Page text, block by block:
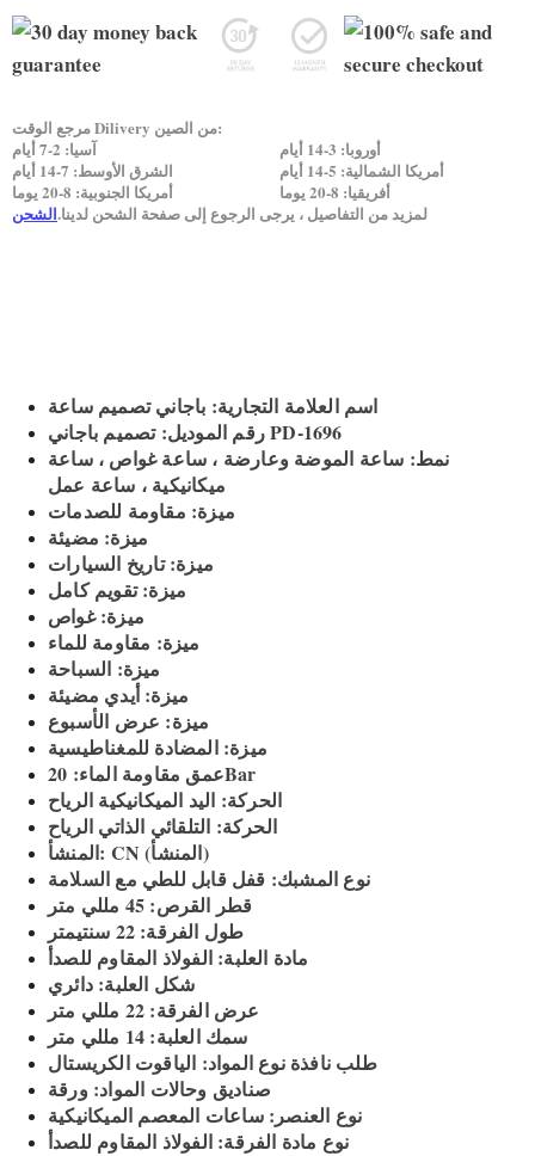
مرجع الوقت Dilivery من الصين:
آسيا: 2-7 أيام
أوروبا: 3-14 أيام
الشرق الأوسط: 7-14 أيام
أمريكا الشمالية: 5-14 أيام
أمريكا الجنوبية: 8-20 يوما
أفريقيا: 8-20 يوما
لمزيد من التفاصيل ، يرجى الرجوع إلى صفحة الشحن لدينا.الشحن
اسم العلامة التجارية: باجاني تصميم ساعة
رقم الموديل: تصميم باجاني PD-1696
نمط: ساعة الموضة وعارضة ، ساعة غواص ، ساعة
ميكانيكية ، ساعة عمل
ميزة: مقاومة للصدمات
ميزة: مضيئة
ميزة: تاريخ السيارات
ميزة: تقويم كامل
ميزة: غواص
ميزة: مقاومة للماء
ميزة: السباحة
ميزة: أيدي مضيئة
ميزة: عرض الأسبوع
ميزة: المضادة للمغناطيسية
عمق مقاومة الماء: 20Bar
الحركة: اليد الميكانيكية الرياح
الحركة: التلقائي الذاتي الرياح
المنشأ: CN (المنشأ)
نوع المشبك: قفل قابل للطي مع السلامة
قطر القرص: 45 مللي متر
طول الفرقة: 22 سنتيمتر
مادة العلبة: الفولاذ المقاوم للصدأ
شكل العلبة: دائري
عرض الفرقة: 22 مللي متر
سمك العلبة: 14 مللي متر
طلب نافذة نوع المواد: الياقوت الكريستال
صناديق وحالات المواد: ورقة
نوع العنصر: ساعات المعصم الميكانيكية
نوع مادة الفرقة: الفولاذ المقاوم للصدأ